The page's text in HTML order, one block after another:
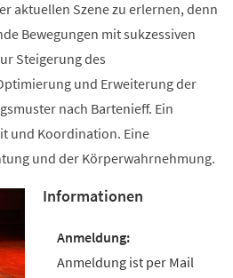
aktuellen Szene zu erlernen, denn
Bewegungen mit sukzessiven
Steigerung des
und Erweiterung der
nach Bartenieff. Ein
und Koordination. Eine
und der Körperwahrnehmung.
Informationen
Anmeldung ist per Mail